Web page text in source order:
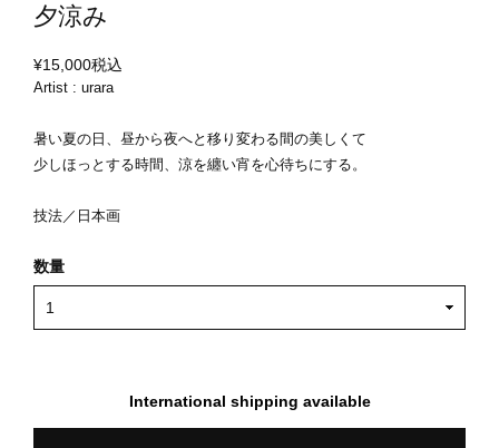
夕涼み
¥15,000税込
Artist : urara
暑い夏の日、昼から夜へと移り変わる間の美しくて
少しほっとする時間、涼を纏い宵を心待ちにする。
技法／日本画
数量
International shipping available